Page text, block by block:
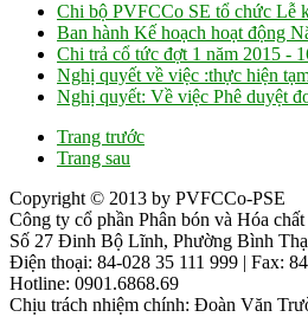
Chi bộ PVFCCo SE tổ chức Lễ
Ban hành Kế hoạch hoạt động
Chi trả cổ tức đợt 1 năm 2015 -
Nghị quyết về việc :thực hiện
Nghị quyết: Về việc Phê duyệt
Trang trước
Trang sau
Copyright © 2013 by PVFCCo-PSE
Công ty cổ phần Phân bón và Hóa
Số 27 Đinh Bộ Lĩnh, Phường Bình
Điện thoại: 84-028 35 111 999 | Fax:
Hotline: 0901.6868.69
Chịu trách nhiệm chính: Đoàn Văn